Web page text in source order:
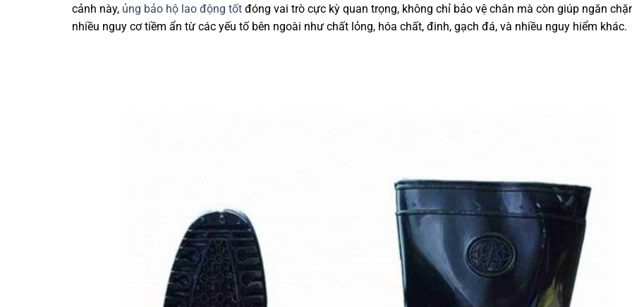
cảnh này, ủng bảo hộ lao động tốt đóng vai trò cực kỳ quan trọng, không chỉ bảo vệ chân mà còn giúp ngăn
nhiều nguy cơ tiềm ẩn từ các yếu tố bên ngoài như chất lỏng, hóa chất, đinh, gạch đá, và nhiều nguy hiểm khác.